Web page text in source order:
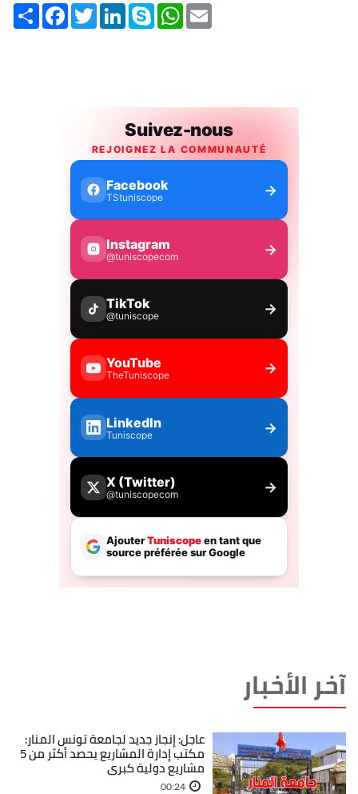
Share FacebookTwitterLinkedInSkype WhatsApp
آخر الأخبار
عاجل: إنجاز جديد لجامعة تونس المنار:
مكتب إدارة المشاريع يحصد أكثر من 5
مشاريع دولية كبرى
00:24